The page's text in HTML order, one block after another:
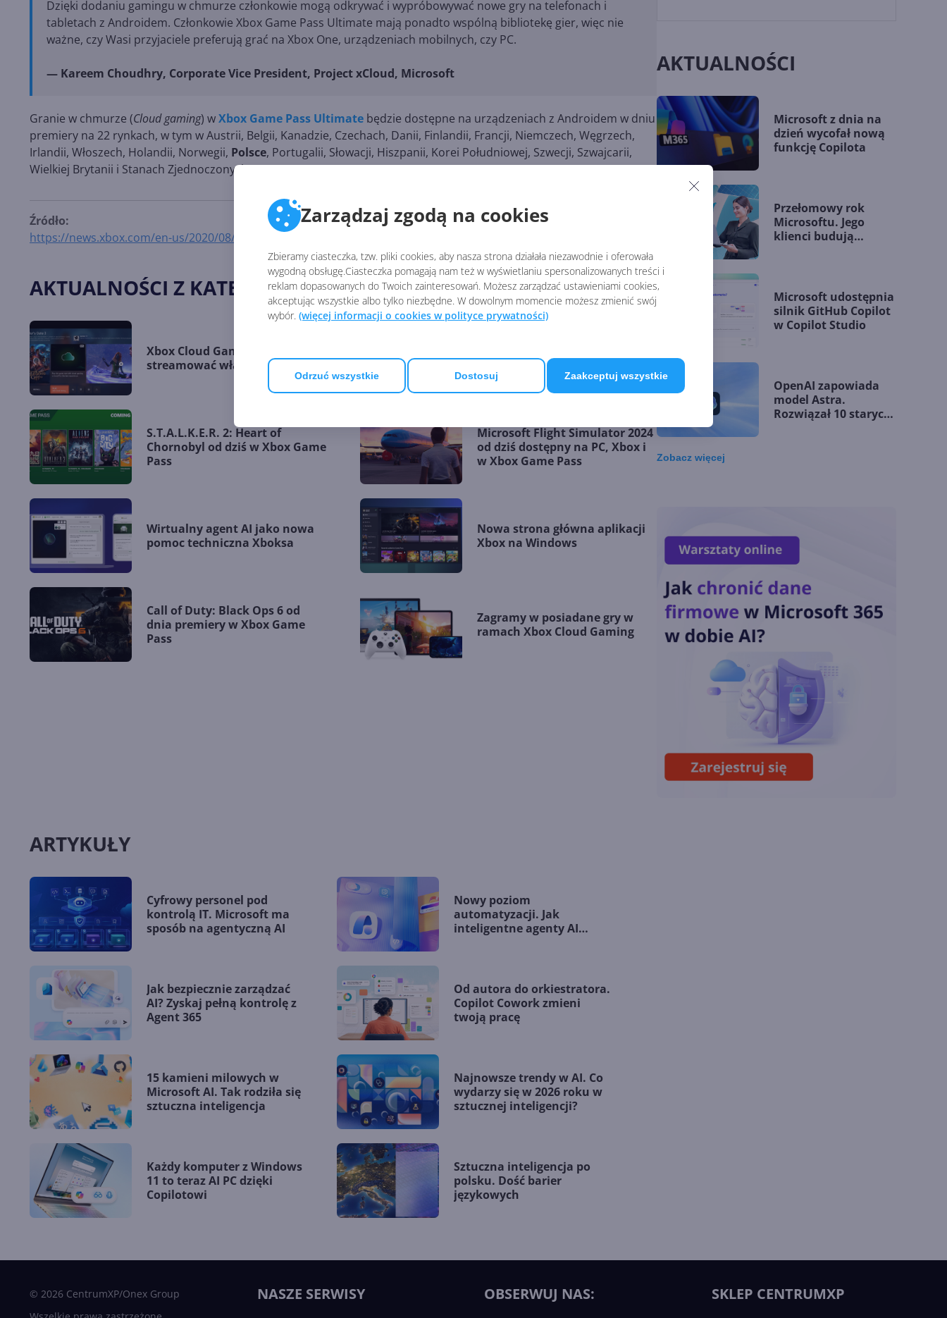
Zarządzaj zgodą na cookies
Zbieramy ciasteczka, tzw. pliki cookies, aby nasza strona działała niezawodnie i oferowała
wygodną obsługę.Ciasteczka pomagają nam też w wyświetlaniu spersonalizowanych treści i
reklam dopasowanych do Twoich zainteresowań. Możesz zarządzać ustawieniami cookies,
akceptując wszystkie albo tylko niezbędne. W dowolnym momencie możesz zmienić swój
wybór. (więcej informacji o cookies w polityce prywatności)
Odrzuć wszystkie Dostosuj Zaakceptuj wszystkie
Dzięki dodaniu gamingu w chmurze członkowie mogą odkrywać i wypróbowywać nowe gry na telefonach i
tabletach z Androidem. Członkowie Xbox Game Pass Ultimate mają ponadto wspólną bibliotekę gier, więc nie
ważne, czy Wasi przyjaciele preferują grać na Xbox One, urządzeniach mobilnych, czy PC.
— Kareem Choudhry, Corporate Vice President, Project xCloud, Microsoft
Granie w chmurze (Cloud gaming) wXbox Game Pass Ultimate będzie dostępne na urządzeniach z Androidem w dniu
premiery na 22 rynkach, w tym w Austrii, Belgii, Kanadzie, Czechach, Danii, Finlandii, Francji, Niemczech, Węgrzech,
Irlandii, Włoszech, Holandii, Norwegii, Polsce, Portugalii, Słowacji, Hiszpanii, Korei Południowej, Szwecji, Szwajcarii,
Wielkiej Brytanii i Stanach Zjednoczonych.
Źródło:
https://news.xbox.com/en-us/2020/08/04/xbox-game-pass-ultimate-cloud-gaming-on-september-15/
AKTUALNOŚCI Z KATEGORII USŁUGI XBOX
Xbox Cloud Gaming pozwala
streamować własne gry
S.T.A.L.K.E.R. 2: Heart of
Chornobyl od dziś w Xbox Game
Pass
Microsoft Flight Simulator 2024
od dziś dostępny na PC, Xbox i
w Xbox Game Pass
Wirtualny agent AI jako nowa
pomoc techniczna Xboksa
Nowa strona główna aplikacji
Xbox na Windows
Call of Duty: Black Ops 6 od
dnia premiery w Xbox Game
Pass
Zagramy w posiadane gry w
ramach Xbox Cloud Gaming
AKTUALNOŚCI
Microsoft z dnia na
dzień wycofał nową
funkcję Copilota
Przełomowy rok
Microsoftu. Jego
klienci budują
Microsoft udostępnia
silnik GitHub Copilot
w Copilot Studio
OpenAI zapowiada
model Astra.
Rozwiązał 10 starych
Lista zmian w
Microsoft 365 Copilot.
Podsumowanie lipca
2026
modeli GPT-5.6.
Odpowiedź na presję
Chin
Miliardy z AI i
chmury. Microsoft
ogłasza znakomite
wyniki i
Zobaczwięcej
ARTYKUŁY
Cyfrowy personel pod
kontrolą IT. Microsoft ma
sposób na agentyczną AI
Nowy poziom
automatyzacji. Jak
inteligentne agenty AI
Jak bezpiecznie zarządzać
AI? Zyskaj pełną kontrolę z
Agent 365
Od autora do orkiestratora.
Copilot Cowork zmieni
twoją pracę
15 kamieni milowych w
Microsoft AI. Tak rodziła się
sztuczna inteligencja
Najnowsze trendy w AI. Co
wydarzy się w 2026 roku w
sztucznej inteligencji?
Każdy komputer z Windows
11 to teraz AI PC dzięki
Copilotowi
Sztuczna inteligencja po
polsku. Dość barier
językowych
© 2026 CentrumXP/Onex Group
NASZE SERWISY OBSERWUJ NAS: SKLEP CENTRUMXP